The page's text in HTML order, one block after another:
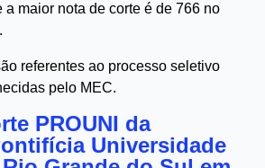
a maior nota de corte é de 766 no
.
referentes ao processo seletivo
pelo MEC.
PROUNI da
Universidade